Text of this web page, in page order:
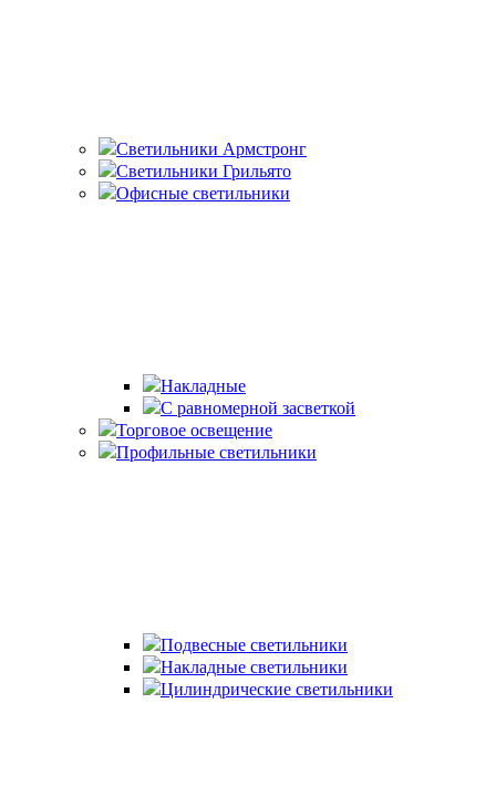
Светильники Армстронг
Светильники Грильято
Офисные светильники
Накладные
С равномерной засветкой
Торговое освещение
Профильные светильники
Подвесные светильники
Накладные светильники
Цилиндрические светильники